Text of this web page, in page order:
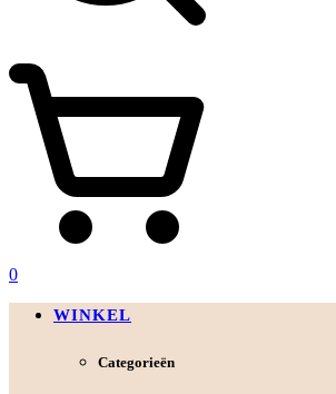
0
WINKEL
Categorieën